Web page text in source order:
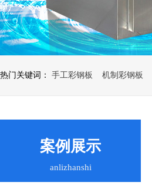
热门关键词： 手工彩钢板 机制彩钢板
案例展示
anlizhanshi